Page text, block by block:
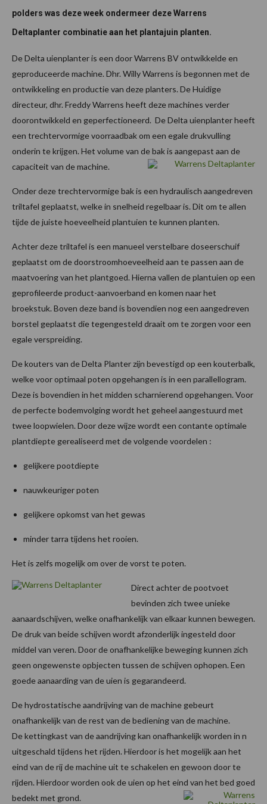
polders was deze week ondermeer deze Warrens
Deltaplanter combinatie aan het plantajuin planten.
De Delta uienplanter is een door Warrens BV ontwikkelde en
geproduceerde machine. Dhr. Willy Warrens is begonnen met de
ontwikkeling en productie van deze planters. De Huidige
directeur, dhr. Freddy Warrens heeft deze machines verder
doorontwikkeld en geperfectioneerd. De Delta uienplanter heeft
een trechtervormige voorraadbak om een egale drukvulling
onderin te krijgen. Het volume van de bak is aangepast aan de
capaciteit van de machine.
Onder deze trechtervormige bak is een hydraulisch aangedreven
triltafel geplaatst, welke in snelheid regelbaar is. Dit om te allen
tijde de juiste hoeveelheid plantuien te kunnen planten.
Achter deze triltafel is een manueel verstelbare doseerschuif
geplaatst om de doorstroomhoeveelheid aan te passen aan de
maatvoering van het plantgoed. Hierna vallen de plantuien op een
geprofileerde product-aanvoerband en komen naar het
broekstuk. Boven deze band is bovendien nog een aangedreven
borstel geplaatst die tegengesteld draait om te zorgen voor een
egale verspreiding.
De kouters van de Delta Planter zijn bevestigd op een kouterbalk,
welke voor optimaal poten opgehangen is in een parallellogram.
Deze is bovendien in het midden scharnierend opgehangen. Voor
de perfecte bodemvolging wordt het geheel aangestuurd met
twee loopwielen. Door deze wijze wordt een contante optimale
plantdiepte gerealiseerd met de volgende voordelen :
gelijkere pootdiepte
nauwkeuriger poten
gelijkere opkomst van het gewas
minder tarra tijdens het rooien.
Het is zelfs mogelijk om over de vorst te poten.
Direct achter de pootvoet
bevinden zich twee unieke
aanaardschijven, welke onafhankelijk van elkaar kunnen bewegen.
De druk van beide schijven wordt afzonderlijk ingesteld door
middel van veren. Door de onafhankelijke beweging kunnen zich
geen ongewenste opbjecten tussen de schijven ophopen. Een
goede aanaarding van de uien is gegarandeerd.
De hydrostatische aandrijving van de machine gebeurt
onafhankelijk van de rest van de bediening van de machine.
De kettingkast van de aandrijving kan onafhankelijk worden in n
uitgeschald tijdens het rijden. Hierdoor is het mogelijk aan het
eind van de rij de machine uit te schakelen en gewoon door te
rijden. Hierdoor worden ook de uien op het eind van het bed goed
bedekt met grond.